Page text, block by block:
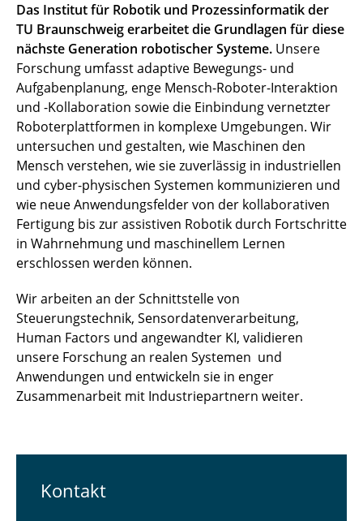
Das Institut für Robotik und Prozessinformatik der
TU Braunschweig erarbeitet die Grundlagen für diese
nächste Generation robotischer Systeme. Unsere
Forschung umfasst adaptive Bewegungs- und
Aufgabenplanung, enge Mensch-Roboter-Interaktion
und -Kollaboration sowie die Einbindung vernetzter
Roboterplattformen in komplexe Umgebungen. Wir
untersuchen und gestalten, wie Maschinen den
Mensch verstehen, wie sie zuverlässig in industriellen
und cyber-physischen Systemen kommunizieren und
wie neue Anwendungsfelder von der kollaborativen
Fertigung bis zur assistiven Robotik durch Fortschritte
in Wahrnehmung und maschinellem Lernen
erschlossen werden können.
Wir arbeiten an der Schnittstelle von
Steuerungstechnik, Sensordatenverarbeitung,
Human Factors und angewandter KI, validieren
unsere Forschung an realen Systemen und
Anwendungen und entwickeln sie in enger
Zusammenarbeit mit Industriepartnern weiter.
Kontakt